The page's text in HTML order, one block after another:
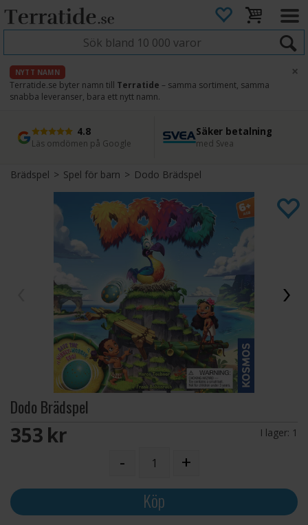
NYTT NAMN
Terratide.se byter namn till Terratide – samma sortiment, samma
snabba leveranser, bara ett nytt namn.
×
4.8
Läs omdömen på Google
Säker betalning
med Svea
Snabb leverans
Direkt från lager
45 dagars ångerrätt
Enkel retur
Brädspel>Spel för barn> Dodo Brädspel
Dodo Brädspel
353 SEK I lager: 1
- +
Köp